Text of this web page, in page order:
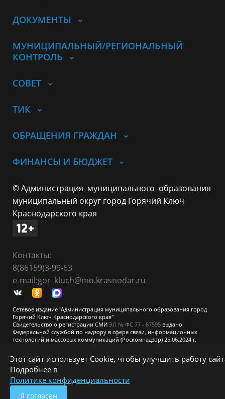
ДОКУМЕНТЫ
МУНИЦИПАЛЬНЫЙ/РЕГИОНАЛЬНЫЙ
КОНТРОЛЬ
СОВЕТ
ТИК
ОБРАЩЕНИЯ ГРАЖДАН
ФИНАНСЫ И БЮДЖЕТ
© Администрация муниципального образования
муниципальный округ город Горячий Ключ
Краснодарского края
Контакты:
8(86159)3-99-63
e-mail:gor_kluch@mo.krasnodar.ru
Сетевое издание "Администрация муниципального образования город
Горячий Ключ Краснодарского края"
Свидетельство о регистрации СМИ ЭЛ № ФС 77 - 87595 выдано
Федеральной службой по надзору в сфере связи, информационных
технологий и массовых коммуникаций (Роскомнадзор) 25.06.2024 г.
Горячий Ключ Краснодарского края
При перепечатке и использовании информации ссылка на источник
обязательна.
Для сайтов и страниц сети Интернет обязательна активная гиперссылка
на официальный сайт администрации муниципального образования
город Горячий Ключ.
Этот сайт использует Cookie, чтобы улучшить работу
Подробнее в
Политике конфиденциальности
Я согласен